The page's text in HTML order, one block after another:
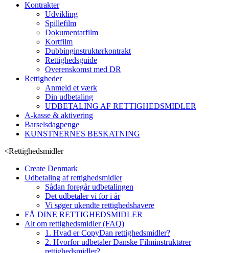
Kontrakter
Udvikling
Spillefilm
Dokumentarfilm
Kortfilm
Dubbinginstruktørkontrakt
Rettighedsguide
Overenskomst med DR
Rettigheder
Anmeld et værk
Din udbetaling
UDBETALING AF RETTIGHEDSMIDLER
A-kasse & aktivering
Barselsdagpenge
KUNSTNERNES BESKATNING
<Rettighedsmidler
Create Denmark
Udbetaling af rettighedsmidler
Sådan foregår udbetalingen
Det udbetaler vi for i år
Vi søger ukendte rettighedshavere
FÅ DINE RETTIGHEDSMIDLER
Alt om rettighedsmidler (FAQ)
1. Hvad er CopyDan rettighedsmidler?
2. Hvorfor udbetaler Danske Filminstruktører
rettighedsmidler?